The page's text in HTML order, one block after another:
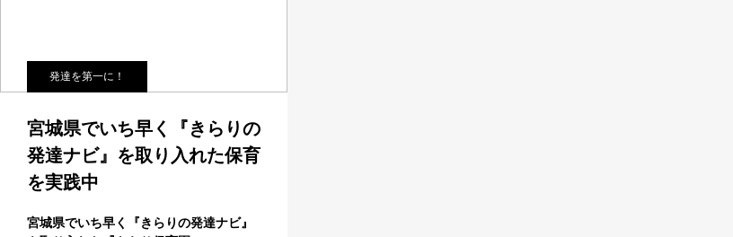
発達を第一に！
宮城県でいち早く『きらりの
発達ナビ』を取り入れた保育
を実践中
宮城県でいち早く『きらりの発達ナビ』